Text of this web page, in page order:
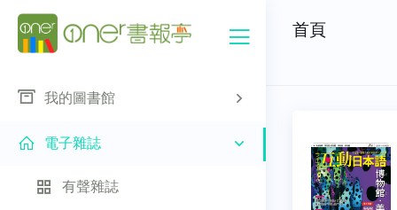
我的圖書館
電子雜誌
有聲雜誌
首頁